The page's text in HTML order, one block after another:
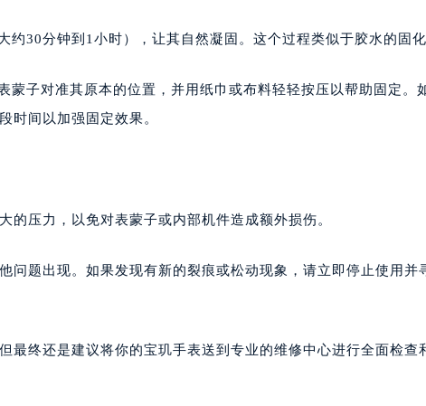
30分钟到1小时），让其自然凝固。这个过程类似于胶水的固化
蒙子对准其原本的位置，并用纸巾或布料轻轻按压以帮助固定。
时间以加强固定效果。
的压力，以免对表蒙子或内部机件造成额外损伤。
问题出现。如果发现有新的裂痕或松动现象，请立即停止使用并
最终还是建议将你的宝玑手表送到专业的维修中心进行全面检查